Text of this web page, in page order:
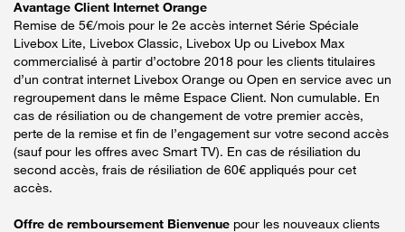
Avantage Client Internet Orange
Remise de 5€/mois pour le 2e accès internet Série Spéciale
Livebox Lite, Livebox Classic, Livebox Up ou Livebox Max
commercialisé à partir d’octobre 2018 pour les clients titulaires
d’un contrat internet Livebox Orange ou Open en service avec un
regroupement dans le même Espace Client. Non cumulable. En
cas de résiliation ou de changement de votre premier accès,
perte de la remise et fin de l’engagement sur votre second accès
(sauf pour les offres avec Smart TV). En cas de résiliation du
second accès, frais de résiliation de 60€ appliqués pour cet
accès.
Offre de remboursement Bienvenue pour les nouveaux clients